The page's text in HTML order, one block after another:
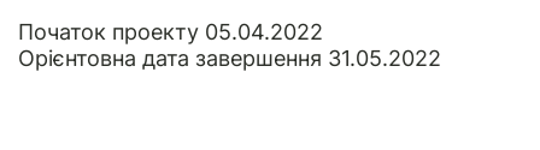
Початок проекту 05.04.2022
Орієнтовна дата завершення 31.05.2022